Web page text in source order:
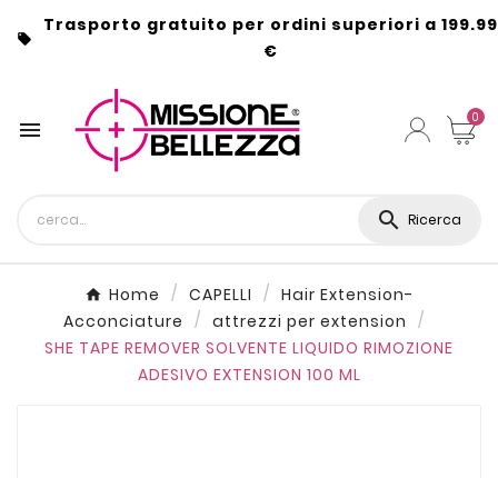

Trasporto gratuito per ordini superiori a 199.99
€
 0
 Ricerca
Home CAPELLI
Hair Extension-
Acconciature
attrezzi per extension
SHE TAPE REMOVER SOLVENTE LIQUIDO RIMOZIONE
ADESIVO EXTENSION 100 ML